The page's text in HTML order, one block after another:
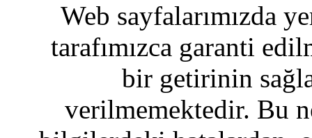
Web sayfalarımızda
tarafımızca garanti
bir getirinin
verilmemektedir. Bu